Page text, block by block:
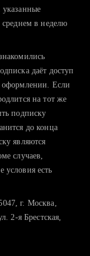
поднимаете
оценить шансы
указанные
среднем в неделю
даёт доступ
оформлении. Если
на тот же
подписку
до конца
являются
случаев,
условия есть
г. Москва,
2-я Брестская,